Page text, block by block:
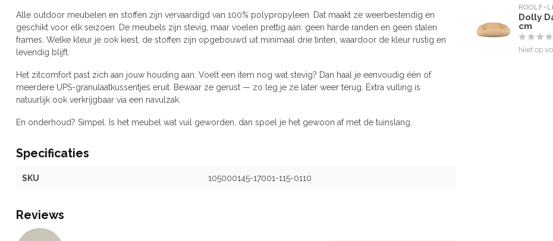
Alle outdoor meubelen en stoffen zijn vervaardigd van 100% polypropyleen. Dat maakt ze weerbestendig en
geschikt voor elk seizoen. De meubels zijn stevig, maar voelen prettig aan: geen harde randen en geen stalen
frames. Welke kleur je ook kiest, de stoffen zijn opgebouwd uit minimaal drie tinten, waardoor de kleur rustig en
levendig blijft.
Het zitcomfort past zich aan jouw houding aan. Voelt een item nog wat stevig? Dan haal je eenvoudig één of
meerdere UPS-granulaatkussentjes eruit. Bewaar ze gerust — zo leg je ze later weer terug. Extra vulling is
natuurlijk ook verkrijgbaar via een navulzak.
En onderhoud? Simpel. Is het meubel wat vuil geworden, dan spoel je het gewoon af met de tuinslang.
Specificaties
SKU 105000145-17001-115-0110
Reviews
ROOLF-
Dolly
cm
Niet op